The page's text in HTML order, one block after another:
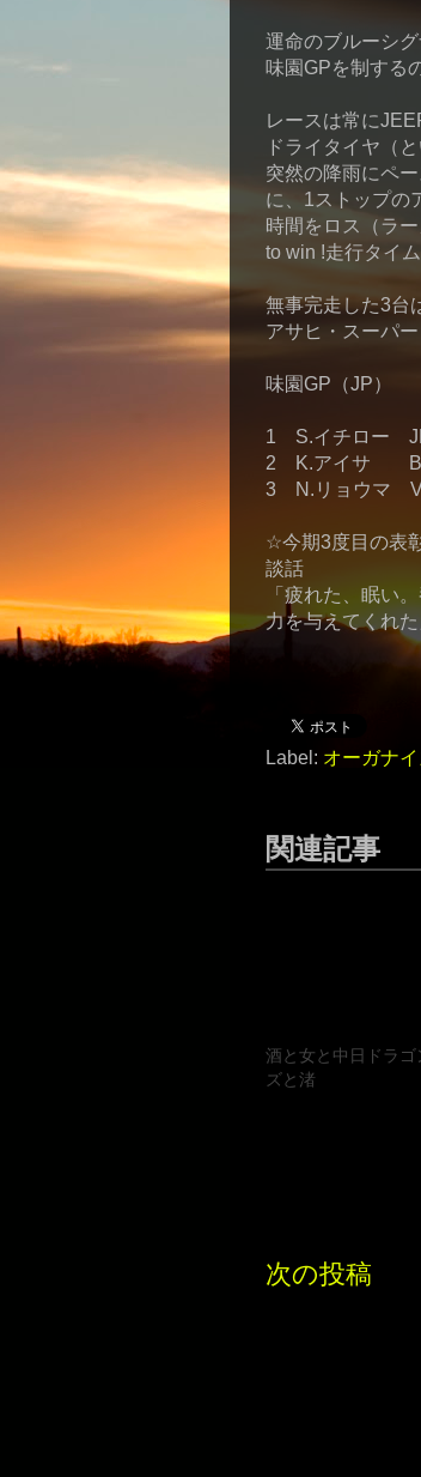
運命のブルーシグ
味園GPを制する
レースは常に
ドライタイヤ（
突然の降雨にペ
に、1ストップの
時間をロス（ラ
to win !走行タイ
無事完走した3台
アサヒ・スーパ
味園GP（JP）
1 S.イチロー
2 K.アイサ
3 N.リョウ
☆今期3度目の表
談話
「疲れた、眠い
力を与えてくれた
Label: オーガナ
関連記事
酒と女と中日ドラゴ
ズと渚
次の投稿